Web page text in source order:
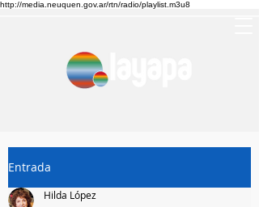
http://media.neuquen.gov.ar/rtn/radio/playlist.m3u8
Entrada
Hilda López